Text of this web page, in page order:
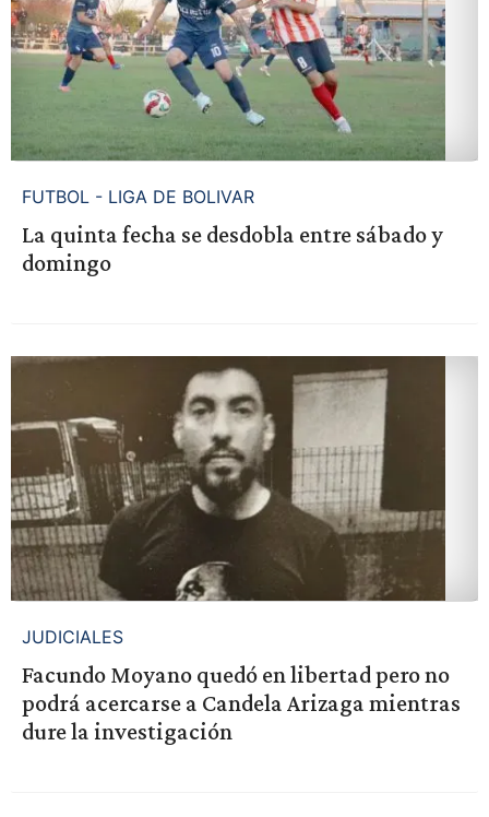
FUTBOL - LIGA DE BOLIVAR
La quinta fecha se desdobla entre sábado y
domingo
JUDICIALES
Facundo Moyano quedó en libertad pero no
podrá acercarse a Candela Arizaga mientras
dure la investigación